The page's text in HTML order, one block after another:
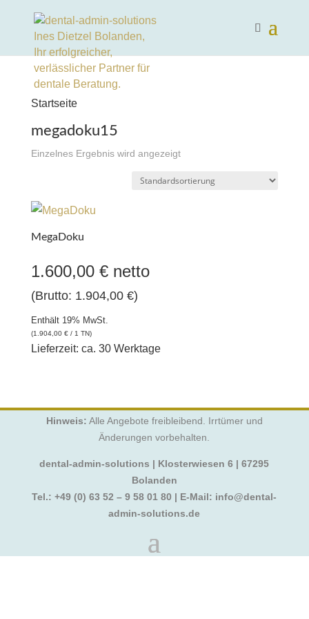
Startseite
megadoku15
Einzelnes Ergebnis wird angezeigt
MegaDoku
1.600,00 € netto
(Brutto: 1.904,00 €)
Enthält 19% MwSt.
(1.904,00 €/ 1 TN)
Lieferzeit: ca. 30 Werktage
Hinweis: Alle Angebote freibleibend. Irrtümer und
Änderungen vorbehalten.
dental-admin-solutions | Klosterwiesen 6 | 67295
Bolanden
Tel.:+49 (0) 63 52 – 9 58 01 80 | E-Mail: info@dental-
admin-solutions.de